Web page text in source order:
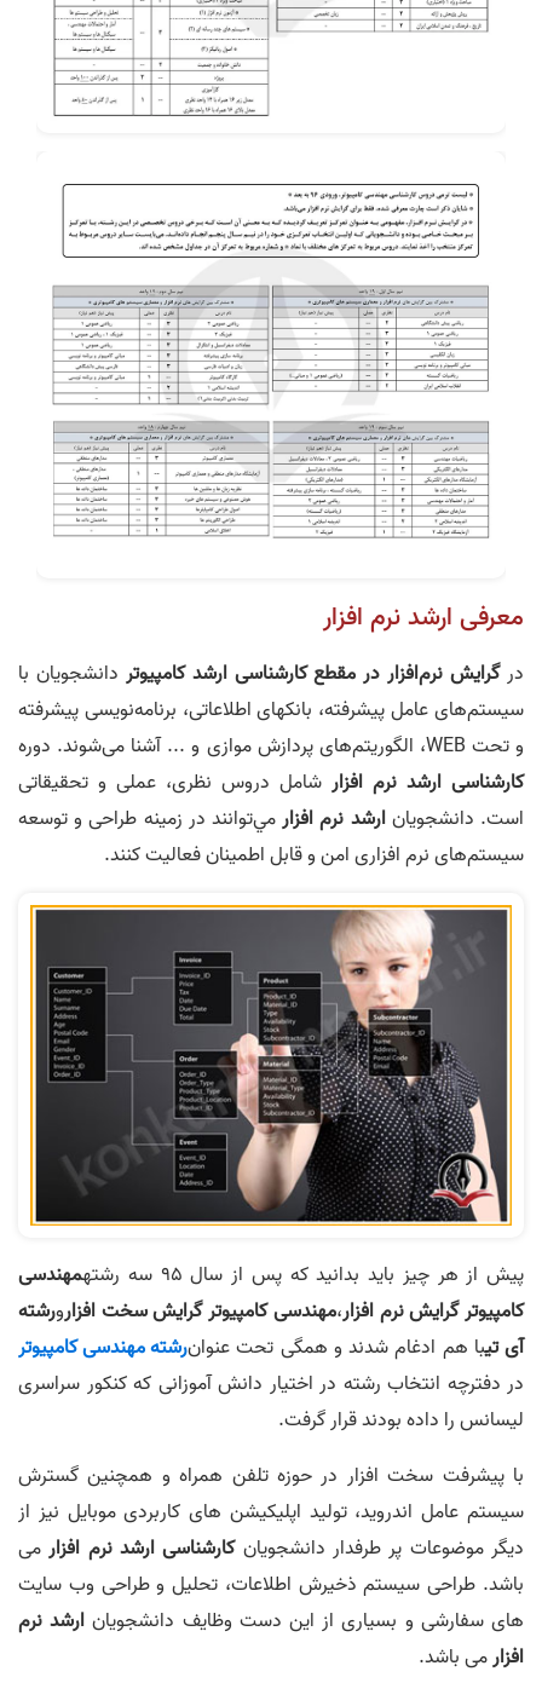
معرفی ارشد نرم افزار
درگرایش نرم‌افزار در مقطع کارشناسی ارشد کامپيوتر دانشجویان با
سیستم‌های عامل پیشرفته، بانکهای اطلاعاتی، برنامه‌نویسی پیشرفته
و تحت WEB، الگوریتم‌های پردازش موازی و ... آشنا می‌شوند. دوره
کارشناسی ارشد نرم افزار شامل دروس نظری، عملی و تحقیقاتی
است. دانشجویانارشد نرم افزارمي‌توانند در زمینه طراحی و توسعه
سیستم‌های نرم افزاری امن و قابل اطمینان فعالیت کنند.
پیش از هر چیز باید بدانید که پس از سال 95 سه رشته
مهندسی
کامپیوتر گرایش نرم افزار،مهندسی کامپیوتر گرایش سخت افزارورشته
آی تیبا هم ادغام شدند و همگی تحت عنوانرشته مهندسی کامپیوتر
در دفترچه انتخاب رشته در اختیار دانش آموزانی که کنکور سراسری
لیسانس را داده بودند قرار گرفت.
با پیشرفت سخت افزار در حوزه تلفن همراه و همچنین گسترش
سیستم عامل اندروید، تولید اپلیکیشن های کاربردی موبایل نیز از
دیگر موضوعات پر طرفدار دانشجویانکارشناسی ارشد نرم افزارمی
باشد. طراحی سیستم ذخیرش اطلاعات، تحلیل و طراحی وب سایت
های سفارشی و بسیاری از این دست وظایف دانشجویان ارشد نرم
افزارمی باشد.